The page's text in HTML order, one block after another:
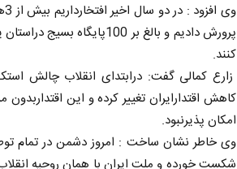
پرورش دادیم و بالغ بر
کنند.
زارع کمالی گفت: درابتدای انقلاب چالش
کاهش اقتدارایران تغییر کرده و این
امکان پذیرنبود.
وی خاطر نشان ساخت : امروز دشمن در تمام
شکست خورده و ملت ایران با همان روحیه